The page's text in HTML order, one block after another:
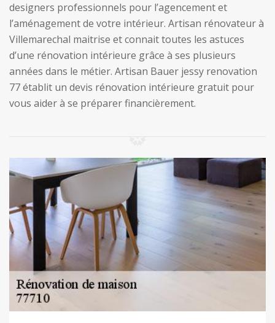
designers professionnels pour l’agencement et
l’aménagement de votre intérieur. Artisan rénovateur à
Villemarechal maitrise et connait toutes les astuces
d’une rénovation intérieure grâce à ses plusieurs
années dans le métier. Artisan Bauer jessy renovation
77 établit un devis rénovation intérieure gratuit pour
vous aider à se préparer financièrement.